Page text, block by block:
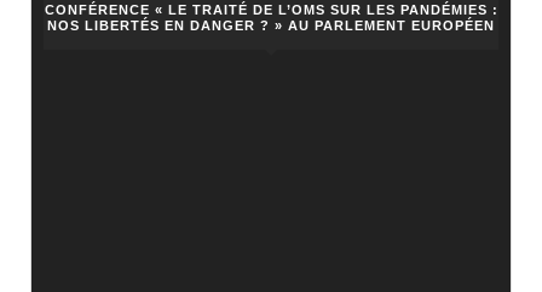
CONFÉRENCE « LE TRAITÉ DE L’OMS SUR LES PANDÉMIES :
NOS LIBERTÉS EN DANGER ? » AU PARLEMENT EUROPÉEN